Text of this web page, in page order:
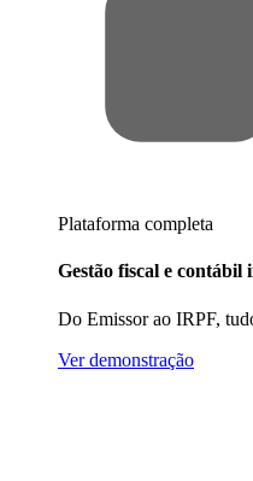
Plataforma completa
Gestão fiscal e contábil
Do Emissor ao IRPF,
Ver demonstração